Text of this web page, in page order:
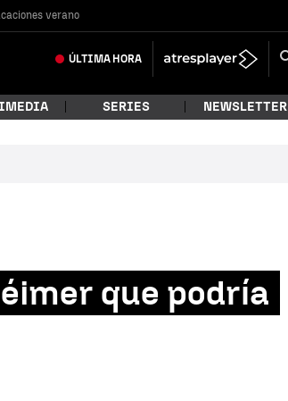
verano
ÚLTIMA HORA
SERIES NEWSLETTER
que podría